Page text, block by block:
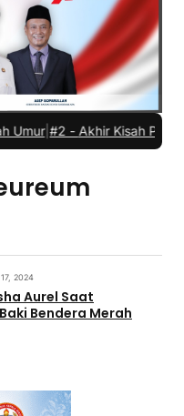
|#2 -Akhir Kisah Pegawai
2024
Aurel Saat
Bendera Merah